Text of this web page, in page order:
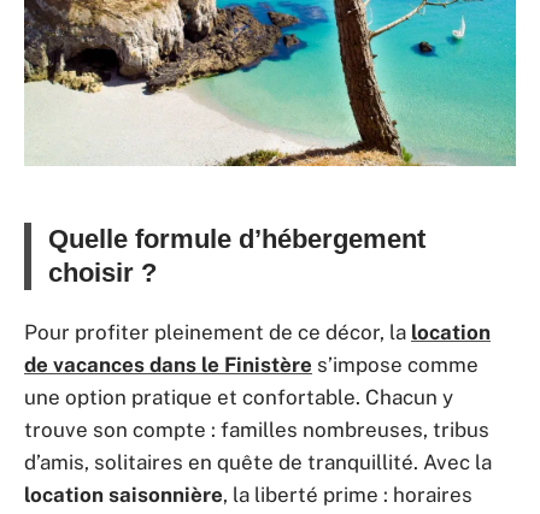
Quelle formule d’hébergement
choisir ?
Pour profiter pleinement de ce décor, la location
de vacances dans le Finistère s’impose comme
une option pratique et confortable. Chacun y
trouve son compte : familles nombreuses, tribus
d’amis, solitaires en quête de tranquillité. Avec la
location saisonnière, la liberté prime : horaires